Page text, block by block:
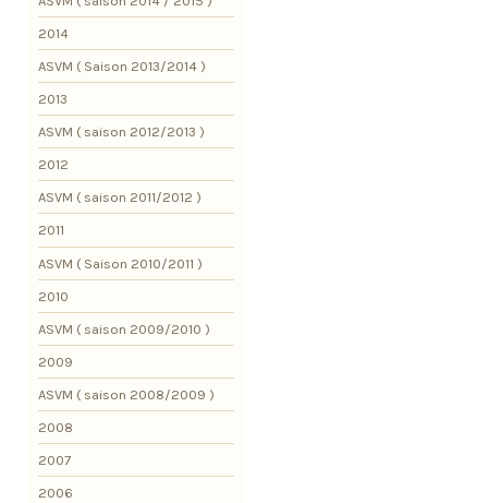
2014
ASVM ( Saison 2013/2014 )
2013
ASVM ( saison 2012/2013 )
2012
ASVM ( saison 2011/2012 )
2011
ASVM ( Saison 2010/2011 )
2010
ASVM ( saison 2009/2010 )
2009
ASVM ( saison 2008/2009 )
2008
2007
2006